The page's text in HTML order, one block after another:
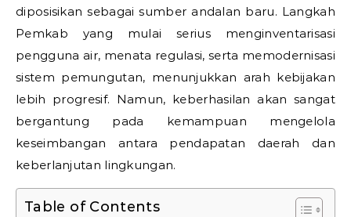
diposisikan sebagai sumber andalan baru. Langkah
Pemkab yang mulai serius menginventarisasi
pengguna air, menata regulasi, serta memodernisasi
sistem pemungutan, menunjukkan arah kebijakan
lebih progresif. Namun, keberhasilan akan sangat
bergantung pada kemampuan mengelola
keseimbangan antara pendapatan daerah dan
keberlanjutan lingkungan.
Table of Contents